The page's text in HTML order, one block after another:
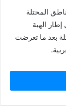
المحتلة
الهبة
بعد ما تعرضت